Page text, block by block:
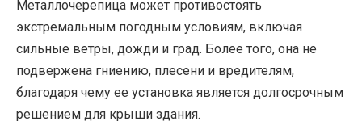
Металлочерепица может противостоять
экстремальным погодным условиям, включая
сильные ветры, дожди и град. Более того, она не
подвержена гниению, плесени и вредителям,
благодаря чему ее установка является долгосрочным
решением для крыши здания.